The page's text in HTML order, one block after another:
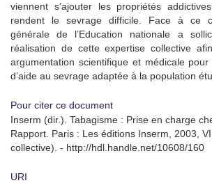
viennent s’ajouter les propriétés
rendent le sevrage difficile. Face à ce
générale de l’Education nationale a
réalisation de cette expertise collective
argumentation scientifique et médicale
d’aide au sevrage adaptée à la population
Pour citer ce document
Inserm (dir.). Tabagisme : Prise en charge
Rapport. Paris : Les éditions Inserm, 2003,
collective). - http://hdl.handle.net/10608/160
URI